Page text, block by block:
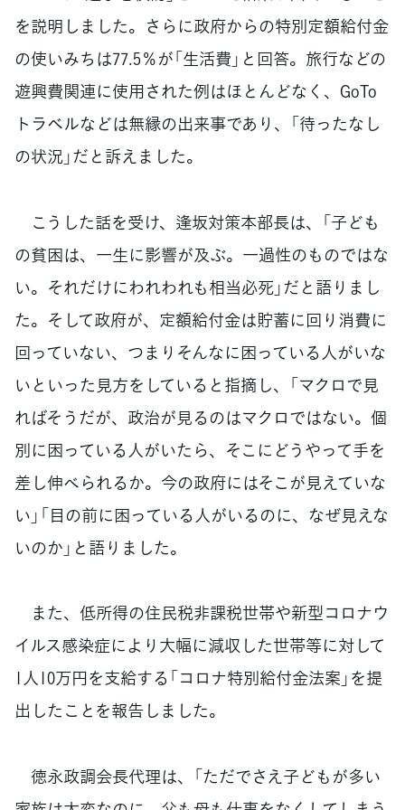
を説明しました。さらに政府からの特別定額給付金
の使いみちは77.5％が「生活費」と回答。旅行などの
遊興費関連に使用された例はほとんどなく、GoTo
トラベルなどは無縁の出来事であり、「待ったなし
の状況」だと訴えました。
こうした話を受け、逢坂対策本部長は、「子ども
の貧困は、一生に影響が及ぶ。一過性のものではな
い。それだけにわれわれも相当必死」だと語りまし
た。そして政府が、定額給付金は貯蓄に回り消費に
回っていない、つまりそんなに困っている人がいな
いといった見方をしていると指摘し、「マクロで見
ればそうだが、政治が見るのはマクロではない。個
別に困っている人がいたら、そこにどうやって手を
差し伸べられるか。今の政府にはそこが見えていな
い」「目の前に困っている人がいるのに、なぜ見えな
いのか」と語りました。
また、低所得の住民税非課税世帯や新型コロナウ
イルス感染症により大幅に減収した世帯等に対して
1人10万円を支給する「コロナ特別給付金法案」を提
出したことを報告しました。
徳永政調会長代理は、「ただでさえ子どもが多い